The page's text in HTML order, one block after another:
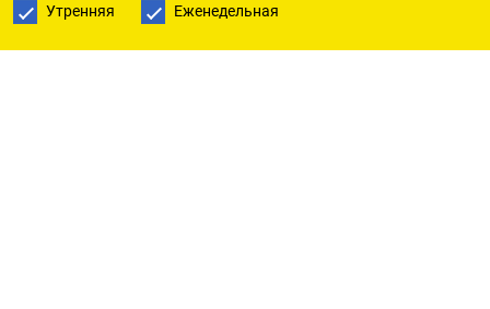
Утренняя Еженедельная
ПОДПИСАТЬСЯ НА ТЕЛЕГРАМ